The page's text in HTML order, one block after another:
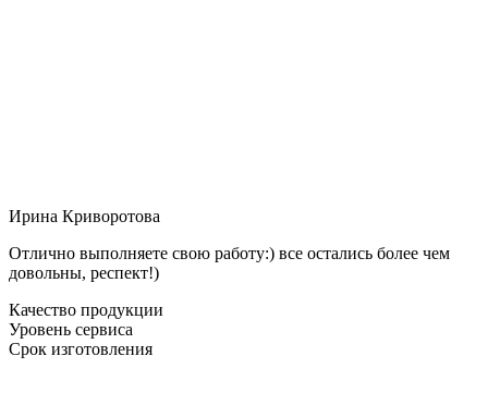
Ирина Криворотова
Отлично выполняете свою работу:) все остались более чем
довольны, респект!)
Качество продукции
Уровень сервиса
Срок изготовления